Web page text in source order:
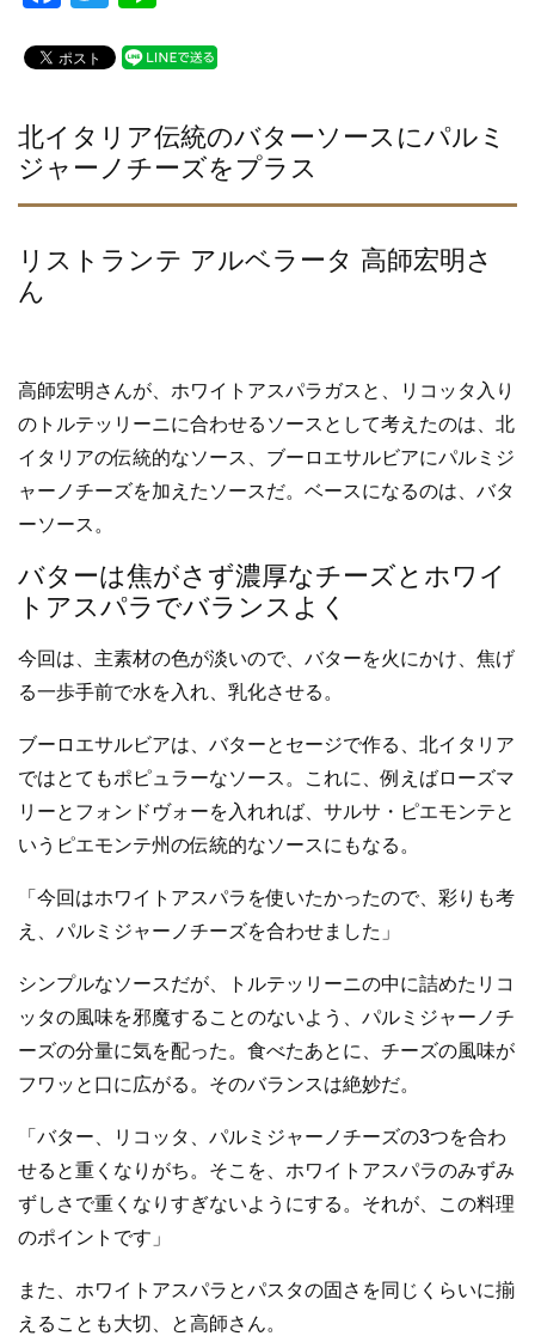
c
b
o
o
k
tt
e
北イタリア伝統のバターソースにパルミ
ジャーノチーズをプラス
リストランテ アルベラータ 高師宏明さ
ん
高師宏明さんが、ホワイトアスパラガスと、リコッタ入り
のトルテッリーニに合わせるソースとして考えたのは、北
イタリアの伝統的なソース、ブーロエサルビアにパルミジ
ャーノチーズを加えたソースだ。ベースになるのは、バタ
ーソース。
バターは焦がさず濃厚なチーズとホワイ
トアスパラでバランスよく
今回は、主素材の色が淡いので、バターを火にかけ、焦げ
る一歩手前で水を入れ、乳化させる。
ブーロエサルビアは、バターとセージで作る、北イタリア
ではとてもポピュラーなソース。これに、例えばローズマ
リーとフォンドヴォーを入れれば、サルサ・ピエモンテと
いうピエモンテ州の伝統的なソースにもなる。
「今回はホワイトアスパラを使いたかったので、彩りも考
え、パルミジャーノチーズを合わせました」
シンプルなソースだが、トルテッリーニの中に詰めたリコ
ッタの風味を邪魔することのないよう、パルミジャーノチ
ーズの分量に気を配った。食べたあとに、チーズの風味が
フワッと口に広がる。そのバランスは絶妙だ。
「バター、リコッタ、パルミジャーノチーズの3つを合わ
せると重くなりがち。そこを、ホワイトアスパラのみずみ
ずしさで重くなりすぎないようにする。それが、この料理
のポイントです」
また、ホワイトアスパラとパスタの固さを同じくらいに揃
えることも大切、と高師さん。